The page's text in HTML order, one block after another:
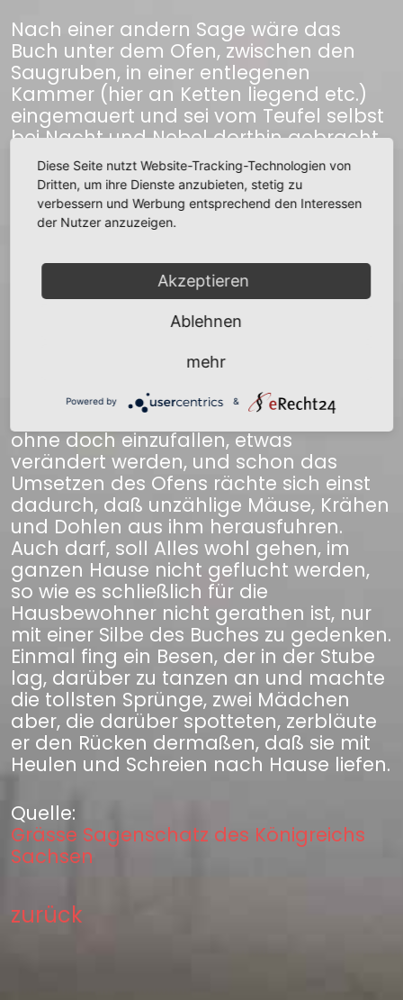
Nach einer andern Sage wäre das
Buch unter dem Ofen, zwischen den
Saugruben, in einer entlegenen
Kammer (hier an Ketten liegend etc.)
eingemauert und sei vom Teufel selbst
bei Nacht und Nebel dorthin gebracht
worden. Andere nennen es aber Faust’s
Höllenzwang. Einmal als der
Hausbesitzer bauliche Veränderungen
vornahm, kam das Buch dabei zum
oder verschenkt. Von Stund’ an aber
war’s um seinen Schlaf geschehen, es
warf ihn jede Nacht aus dem Bette und
nur eins blieb ihm übrig, das Buch
wieder an seine alte Stelle zu bringen,
wo es noch ist. Ueberhaupt darf weder
am Ofen noch am Hause, so hinfällig
beide seit Jahrhunderten schon sind,
ohne doch einzufallen, etwas
verändert werden, und schon das
Umsetzen des Ofens rächte sich einst
dadurch, daß unzählige Mäuse, Krähen
und Dohlen aus ihm herausfuhren.
Auch darf, soll Alles wohl gehen, im
ganzen Hause nicht geflucht werden,
so wie es schließlich für die
Hausbewohner nicht gerathen ist, nur
mit einer Silbe des Buches zu gedenken.
Einmal fing ein Besen, der in der Stube
lag, darüber zu tanzen an und machte
die tollsten Sprünge, zwei Mädchen
aber, die darüber spotteten, zerbläute
er den Rücken dermaßen, daß sie mit
Heulen und Schreien nach Hause liefen.
Quelle:
Grässe Sagenschatz des Königreichs
Sachsen
zurück
Diese Seite nutzt Website-Tracking-Technologien von
Dritten, um ihre Dienste anzubieten, stetig zu
verbessern und Werbung entsprechend den Interessen
der Nutzer anzuzeigen.
Akzeptieren
Ablehnen
mehr
Powered by &